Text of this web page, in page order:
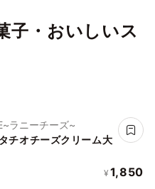
子・おいしいス
ラニーチーズ~
チオチーズクリーム大
¥ 1,850